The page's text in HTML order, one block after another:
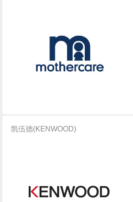
凯伍德(KENWOOD)